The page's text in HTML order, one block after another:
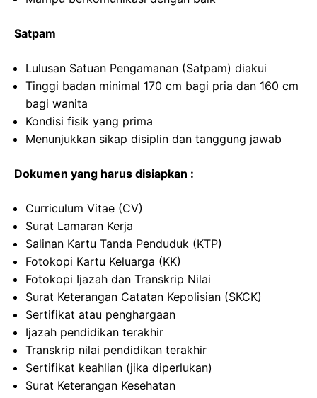
Satpam
Lulusan Satuan Pengamanan (Satpam) diakui
Tinggi badan minimal 170 cm bagi pria dan 160 cm
bagi wanita
Kondisi fisik yang prima
Menunjukkan sikap disiplin dan tanggung jawab
Dokumen yang harus disiapkan :
Curriculum Vitae (CV)
Surat Lamaran Kerja
Salinan Kartu Tanda Penduduk (KTP)
Fotokopi Kartu Keluarga (KK)
Fotokopi Ijazah dan Transkrip Nilai
Surat Keterangan Catatan Kepolisian (SKCK)
Sertifikat atau penghargaan
Ijazah pendidikan terakhir
Transkrip nilai pendidikan terakhir
Sertifikat keahlian (jika diperlukan)
Surat Keterangan Kesehatan